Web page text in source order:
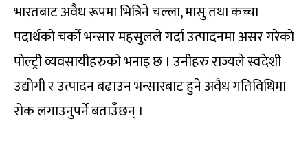
भारतबाट अवैध रूपमा भित्रिने चल्ला, मासु तथा कच्चा
पदार्थको चर्को भन्सार महसुलले गर्दा उत्पादनमा असर गरेको
पोल्ट्री व्यवसायीहरुको भनाइ छ । उनीहरु राज्यले स्वदेशी
उद्योगी र उत्पादन बढाउन भन्सारबाट हुने अवैध गतिविधिमा
रोक लगाउनुपर्ने बताउँछन् ।